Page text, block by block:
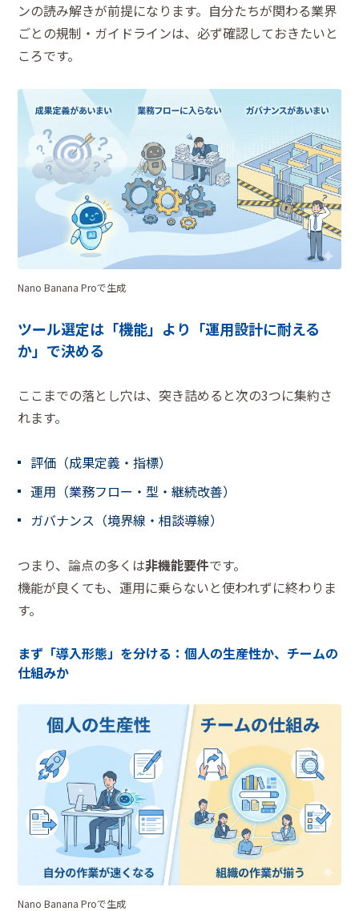
ンの読み解きが前提になります。自分たちが関わる業界
ごとの規制・ガイドラインは、必ず確認しておきたいと
ころです。
Nano Banana Proで生成
ツール選定は「機能」より「運用設計に耐える
か」で決める
ここまでの落とし穴は、突き詰めると次の3つに集約さ
れます。
評価（成果定義・指標）
運用（業務フロー・型・継続改善）
ガバナンス（境界線・相談導線）
つまり、論点の多くは非機能要件です。
機能が良くても、運用に乗らないと使われずに終わりま
す。
まず「導入形態」を分ける：個人の生産性か、チームの
仕組みか
Nano Banana Proで生成